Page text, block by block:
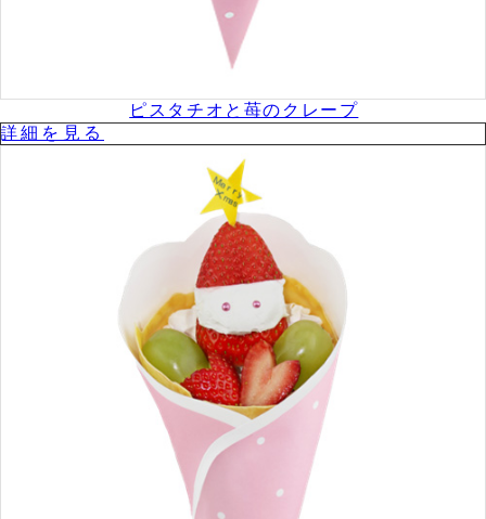
ピスタチオと苺のクレープ
詳細を⾒る